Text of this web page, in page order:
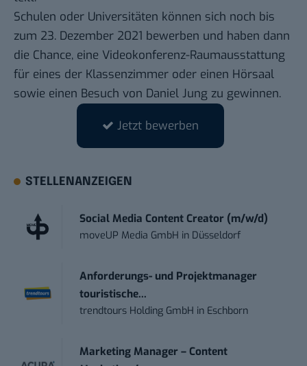
Schulen oder Universitäten können sich noch bis
zum 23. Dezember 2021 bewerben und haben dann
die Chance, eine Videokonferenz-Raumausstattung
für eines der Klassenzimmer oder einen Hörsaal
sowie einen Besuch von Daniel Jung zu gewinnen.
Jetzt bewerben
STELLENANZEIGEN
Social Media Content Creator (m/w/d)
moveUP Media GmbH in Düsseldorf
Anforderungs- und Projektmanager
touristische...
trendtours Holding GmbH in Eschborn
Marketing Manager – Content